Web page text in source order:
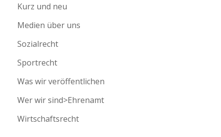
Kurz und neu
Medien über uns
Sozialrecht
Sportrecht
Was wir veröffentlichen
Wer wir sind>Ehrenamt
Wirtschaftsrecht